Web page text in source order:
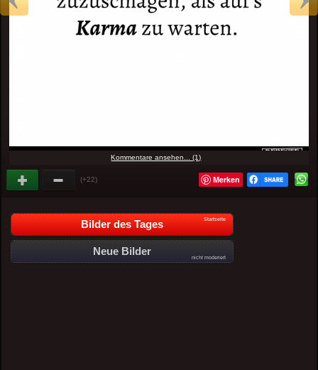
Kommentare ansehen... (1)
(+22) Merken
Bilder des Tages Startseite
Neue Bilder
nicht moderiert